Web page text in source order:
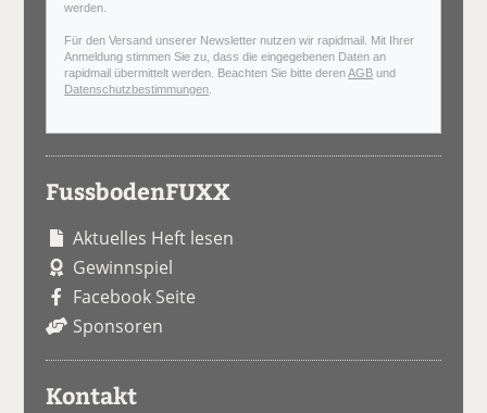
werden.
Für den Versand unserer Newsletter nutzen wir rapidmail. Mit Ihrer
Anmeldung stimmen Sie zu, dass die eingegebenen Daten an
rapidmail übermittelt werden. Beachten Sie bitte derenAGB und
Datenschutzbestimmungen.
FussbodenFUXX
Aktuelles Heft lesen
Gewinnspiel
Facebook Seite
Sponsoren
Kontakt